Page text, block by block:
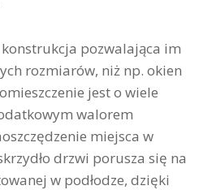
pozwalająca im
rozmiarów, niż np. okien
jest o wiele
walorem
miejsca w
drzwi porusza się na
w podłodze, dzięki